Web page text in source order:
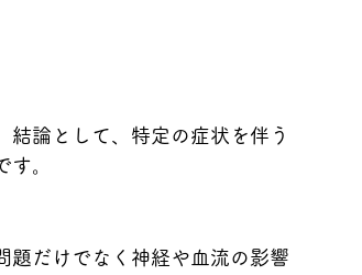
論として、特定の症状を伴う
。
題だけでなく神経や血流の影響